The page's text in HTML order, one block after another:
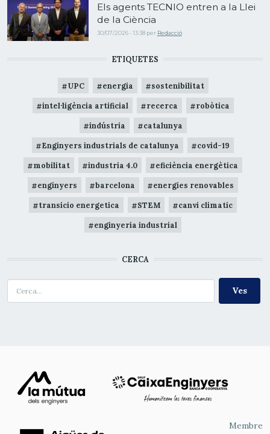
Els agents TECNIO entren a la Llei
de la Ciència
30/07/2026 - 13:38 per Redacció
ETIQUETES
UPC energia sostenibilitat
intel·ligència artificial recerca robòtica
indústria catalunya
Enginyers industrials de catalunya covid-19
mobilitat industria 4.0 eficiència energètica
enginyers barcelona energies renovables
transicio energetica STEM canvi climatic
enginyeria industrial
CERCA
Membre